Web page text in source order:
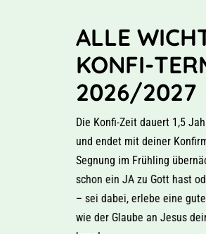
ALLE
KONFI-
2026/2027
Die Konfi-Zeit dauert 1,5 Jahre – los
und endet mit deiner Konfirmation
Segnung im Frühling übernächstes
schon ein JA zu Gott hast oder
– sei dabei, erlebe eine gute Zeit
wie der Glaube an Jesus dein Leben